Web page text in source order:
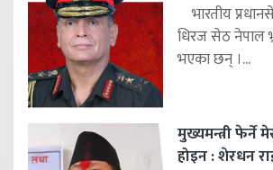
भारतीय
धिरज सेठ नेपाल
भएका छन् ।...
मुख्यमन्त्री फेर्ने
होइन : शेरधन